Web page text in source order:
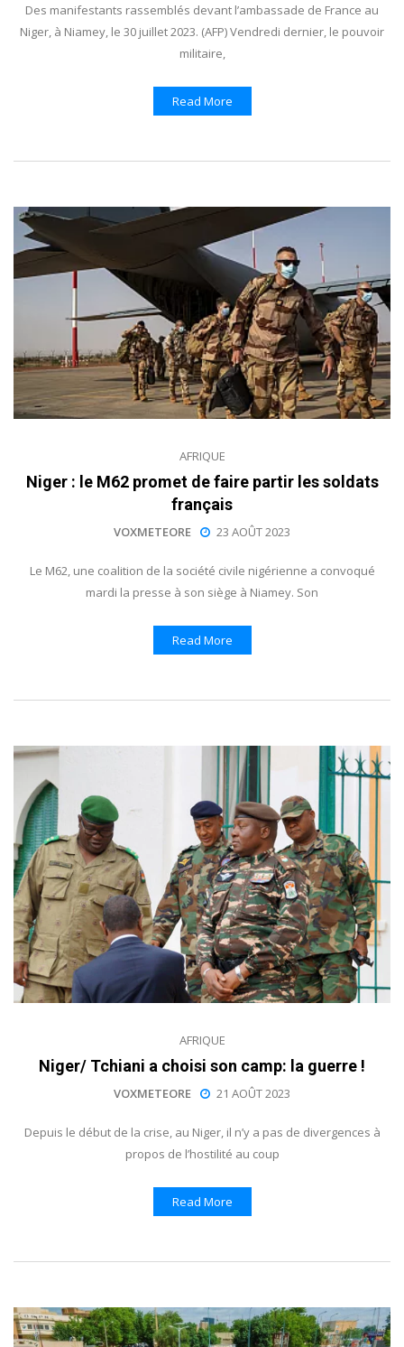
Des manifestants rassemblés devant l’ambassade de France au
Niger, à Niamey, le 30 juillet 2023. (AFP) Vendredi dernier, le pouvoir
militaire,
Read More
AFRIQUE
Niger : le M62 promet de faire partir les soldats
français
VOXMETEORE 23 AOÛT 2023
Le M62, une coalition de la société civile nigérienne a convoqué
mardi la presse à son siège à Niamey. Son
Read More
AFRIQUE
Niger/ Tchiani a choisi son camp: la guerre !
VOXMETEORE 21 AOÛT 2023
Depuis le début de la crise, au Niger, il n’y a pas de divergences à
propos de l’hostilité au coup
Read More